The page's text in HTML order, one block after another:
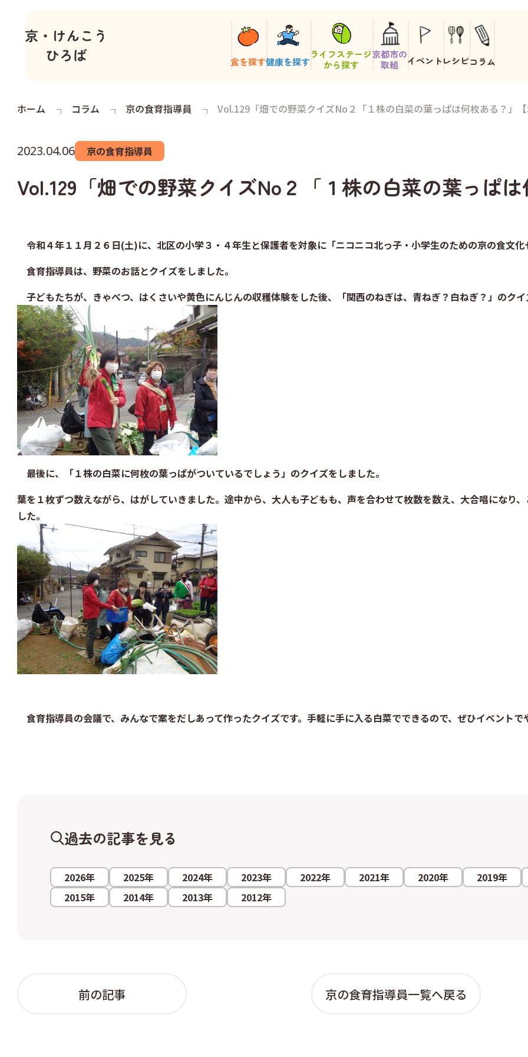
食を探す健康を探す
ライフステージ
から探す
京都市の
取組
イベントレシピコラム
ホーム コラム 京の食育指導員 Vol.129「畑での野菜クイズNo２「１株の白菜の葉っぱは何枚ある？」【
2023.04.06 京の食育指導員
Vol.129「畑での野菜クイズNo２「１株の白菜の葉っぱは
令和４年１１月２６日(土)に、北区の小学３・４年生と保護者を対象に「ニコニコ北っ子・小学生のための京の食文化
食育指導員は、野菜のお話とクイズをしました。
子どもたちが、きゃべつ、はくさいや黄色にんじんの収穫体験をした後、「関西のねぎは、青ねぎ？白ねぎ？」のクイ
最後に、「１株の白菜に何枚の葉っぱがついているでしょう」のクイズをしました。
葉を１枚ずつ数えながら、はがしていきました。途中から、大人も子どもも、声を合わせて枚数を数え、大合唱になり
した。
食育指導員の会議で、みんなで案をだしあって作ったクイズです。手軽に手に入る白菜でできるので、ぜひイベントで
過去の記事を見る
2026年 2025年 2024年 2023年 2022年 2021年 2020年 2019年
2015年
2014年 2013年 2012年
前の記事 京の食育指導員一覧へ戻る